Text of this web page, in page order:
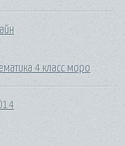
4 класс моро